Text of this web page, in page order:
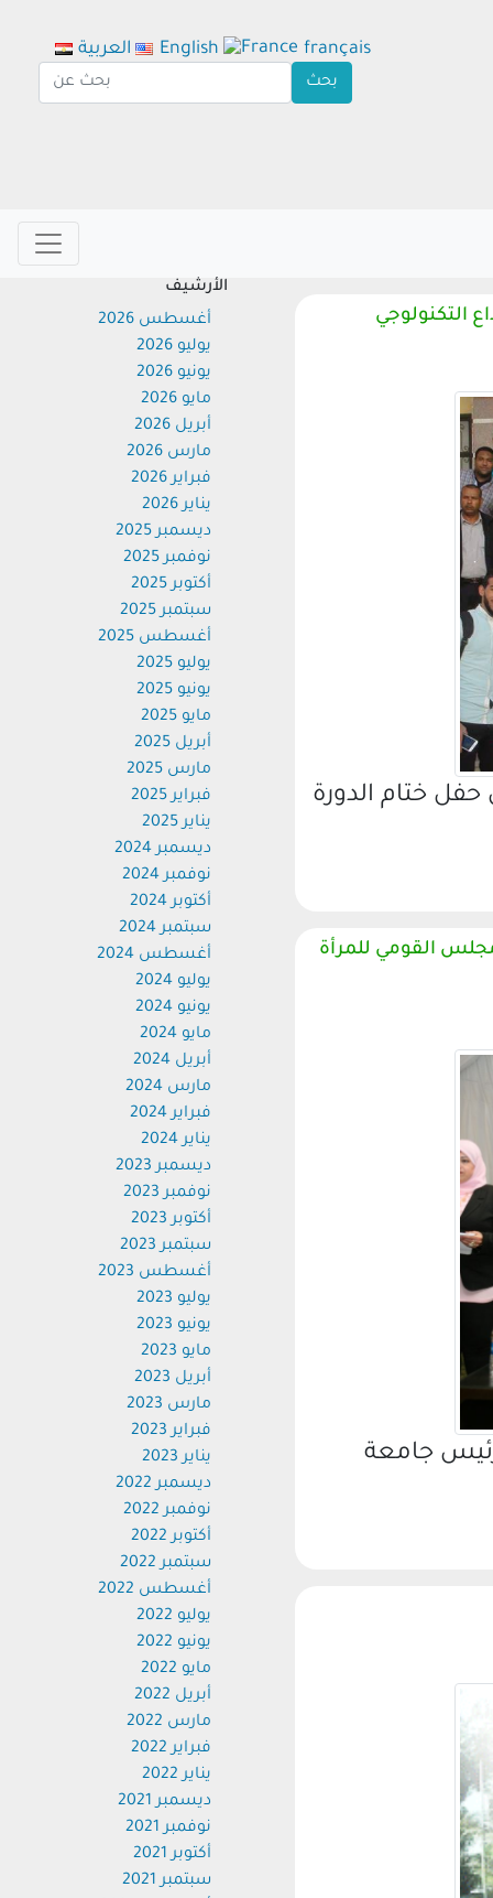
ختام الدورة
القومي للمرأة
جامعة
الأرشيف
أغسطس 2026
يوليو 2026
يونيو 2026
مايو 2026
أبريل 2026
مارس 2026
فبراير 2026
يناير 2026
ديسمبر 2025
نوفمبر 2025
أكتوبر 2025
سبتمبر 2025
أغسطس 2025
يوليو 2025
يونيو 2025
مايو 2025
أبريل 2025
مارس 2025
فبراير 2025
يناير 2025
ديسمبر 2024
نوفمبر 2024
أكتوبر 2024
سبتمبر 2024
أغسطس 2024
يوليو 2024
يونيو 2024
مايو 2024
أبريل 2024
مارس 2024
فبراير 2024
يناير 2024
ديسمبر 2023
نوفمبر 2023
أكتوبر 2023
سبتمبر 2023
أغسطس 2023
يوليو 2023
يونيو 2023
مايو 2023
أبريل 2023
مارس 2023
فبراير 2023
يناير 2023
ديسمبر 2022
نوفمبر 2022
أكتوبر 2022
سبتمبر 2022
أغسطس 2022
يوليو 2022
يونيو 2022
مايو 2022
أبريل 2022
مارس 2022
فبراير 2022
يناير 2022
ديسمبر 2021
نوفمبر 2021
أكتوبر 2021
سبتمبر 2021
العربية English français